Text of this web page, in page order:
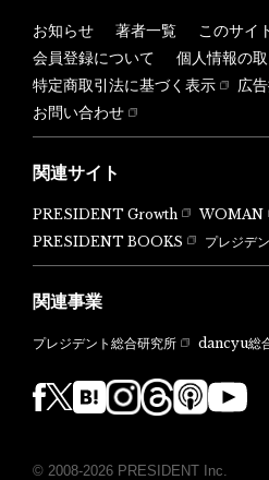
お知らせ 著者一覧
このサイ
会員登録について
個人情報の
特定商取引法に基づく表示
広
お問い合わせ
関連サイト
PRESIDENT Growth WOMAN
PRESIDENT BOOKS
プレジデ
関連事業
プレジデント総合研究所 dancyu総
© 2008-2026 PRESIDENT Inc.